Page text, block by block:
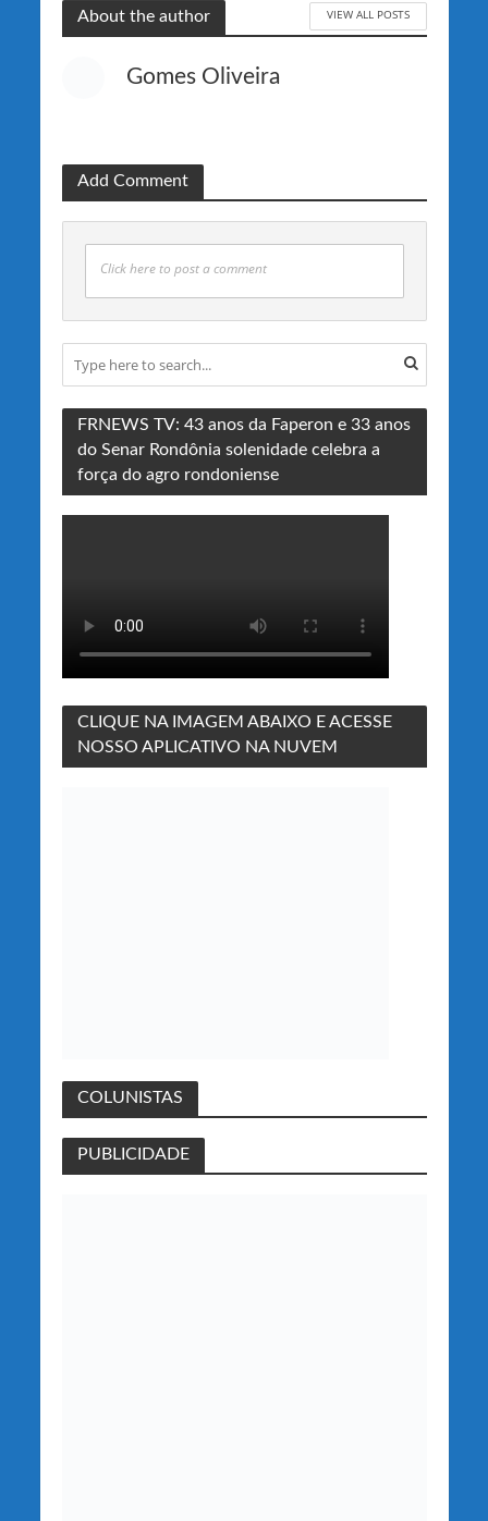
About the author VIEW ALL POSTS
Gomes Oliveira
Add Comment
Click here to post a comment
FRNEWS TV: 43 anos da Faperon e 33 anos
do Senar Rondônia solenidade celebra a
força do agro rondoniense
CLIQUE NA IMAGEM ABAIXO E ACESSE
NOSSO APLICATIVO NA NUVEM
COLUNISTAS
PUBLICIDADE